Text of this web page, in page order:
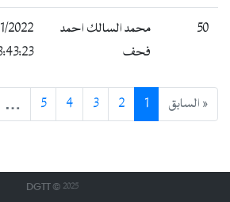
50
محمد السالك احمد
فحف
2022
« السابق 1
2
3
4
5
…
DGTT © 2025